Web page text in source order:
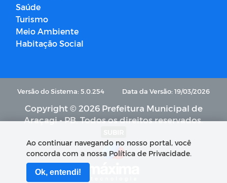
Saúde
Turismo
Meio Ambiente
Habitação Social
Versão do Sistema: 5.0.254 Data da Versão: 19/03/2026
Copyright © 2026 Prefeitura Municipal de
Araçagi - PB. Todos os direitos reservados.
Ao continuar navegando no nosso portal, você
concorda com a nossa Política de Privacidade.
Ok, entendi!